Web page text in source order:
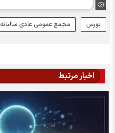
برچسب ها:
بورس مجمع عمومی عادی سالیانه
اخبار مرتبط